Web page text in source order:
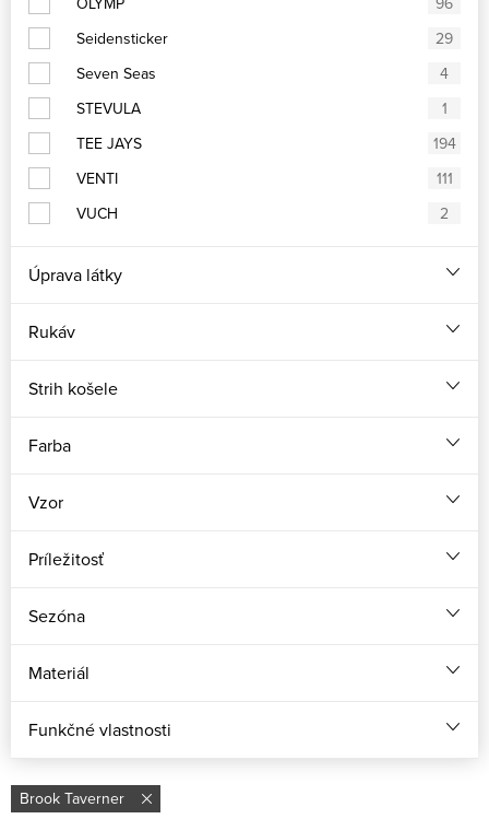
Seidensticker
29
Seven Seas
4
STEVULA
1
TEE JAYS
194
VENTI
111
VUCH
2
Úprava látky
Rukáv
Strih košele
Farba
Vzor
Príležitosť
Sezóna
Materiál
Funkčné vlastnosti
Brook Taverner